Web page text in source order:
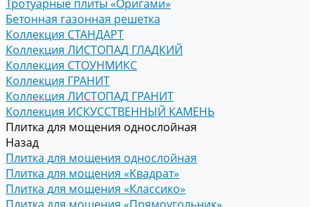
Тротуарные плиты «Оригами»
Бетонная газонная решетка
Коллекция СТАНДАРТ
Коллекция ЛИСТОПАД ГЛАДКИЙ
Коллекция СТОУНМИКС
Коллекция ГРАНИТ
Коллекция ЛИСТОПАД ГРАНИТ
Коллекция ИСКУССТВЕННЫЙ КАМЕНЬ
Плитка для мощения однослойная
Назад
Плитка для мощения однослойная
Плитка для мощения «Квадрат»
Плитка для мощения «Классико»